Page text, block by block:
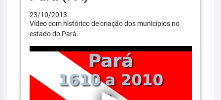
23/10/2013
Vídeo com histórico de criação dos municípios no
estado do Pará.